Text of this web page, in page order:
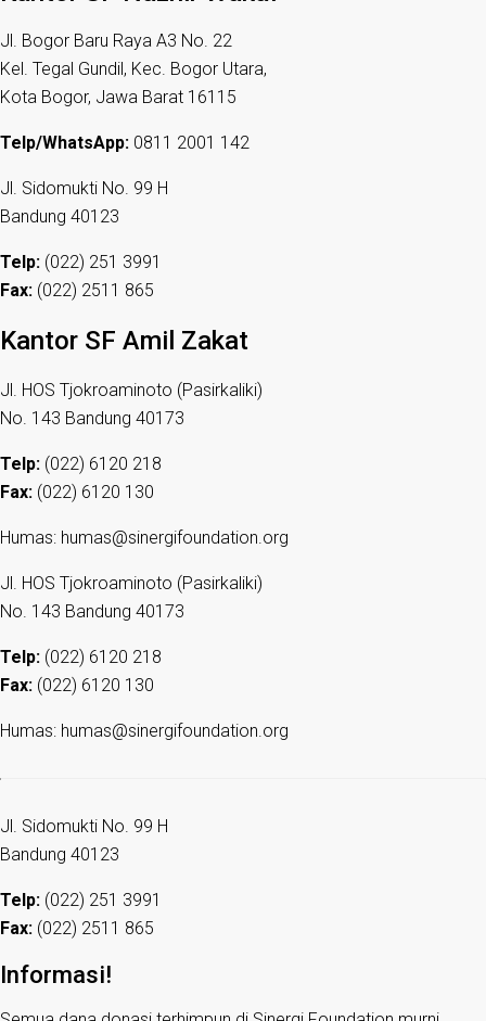
Jl. Bogor Baru Raya A3 No. 22
Kel. Tegal Gundil, Kec. Bogor Utara,
Kota Bogor, Jawa Barat 16115
Telp/WhatsApp: 0811 2001 142
Jl. Sidomukti No. 99 H
Bandung 40123
Telp: (022) 251 3991
Fax: (022) 2511 865
Kantor SF Amil Zakat
Jl. HOS Tjokroaminoto (Pasirkaliki)
No. 143 Bandung 40173
Telp: (022) 6120 218
Fax: (022) 6120 130
Humas: humas@sinergifoundation.org
Jl. HOS Tjokroaminoto (Pasirkaliki)
No. 143 Bandung 40173
Telp: (022) 6120 218
Fax: (022) 6120 130
Humas: humas@sinergifoundation.org
Jl. Sidomukti No. 99 H
Bandung 40123
Telp: (022) 251 3991
Fax: (022) 2511 865
Informasi!